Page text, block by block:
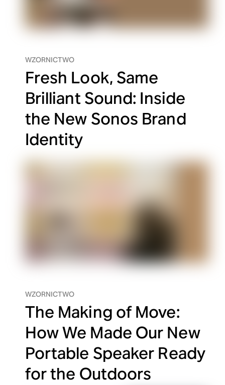
WZORNICTWO
Fresh Look, Same
Brilliant Sound: Inside
the New Sonos Brand
Identity
WZORNICTWO
The Making of Move:
How We Made Our New
Portable Speaker Ready
for the Outdoors